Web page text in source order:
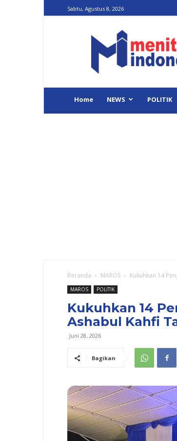
Sabtu, Agustus 8, 2026
Indonesia
Home NEWS POLITIK
Beranda MAROS Kukuhkan 14
MAROS POLITIK
Kukuhkan 14
Ashabul Kahfi
Juni 28, 2026
Bagikan